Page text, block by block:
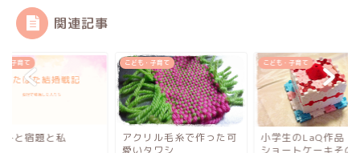
関連記事
・子育て
みと宿題と私
こども・子育て
アクリル毛糸で作った可
こども・子育て
小学生のLaQ作品『